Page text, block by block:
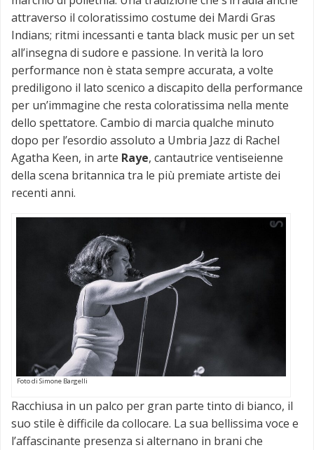
attraverso il coloratissimo costume dei Mardi Gras
Indians; ritmi incessanti e tanta black music per un set
all’insegna di sudore e passione. In verità la loro
performance non è stata sempre accurata, a volte
prediligono il lato scenico a discapito della performance
per un’immagine che resta coloratissima nella mente
dello spettatore. Cambio di marcia qualche minuto
dopo per l’esordio assoluto a Umbria Jazz di Rachel
Agatha Keen, in arte Raye, cantautrice ventiseienne
della scena britannica tra le più premiate artiste dei
recenti anni.
Foto di Simone Bargelli
Racchiusa in un palco per gran parte tinto di bianco, il
suo stile è difficile da collocare. La sua bellissima voce e
l’affascinante presenza si alternano in brani che